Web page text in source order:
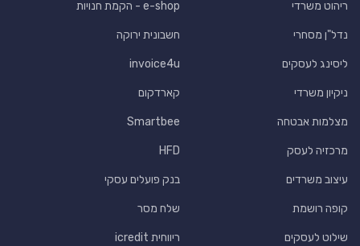
ריהוט משרדי
נדל"ן מסחרי
ליסינג לעסקים
ניקיון משרדי
מצלמות אבטחה
מרכזיה לעסק
עיצוב משרדים
קופה רושמת
שילוט לעסקים
e-shop - הקמת חנויות
חשבונית ירוקה
invoice4u
קארדקום
Smartbee
HFD
בנק פועלים עסקי
שלח מסר
ריווחית icredit